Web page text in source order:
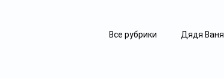
Все рубрики Дядя Ваня